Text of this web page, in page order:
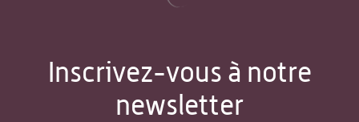
Inscrivez-vous à notre
newsletter